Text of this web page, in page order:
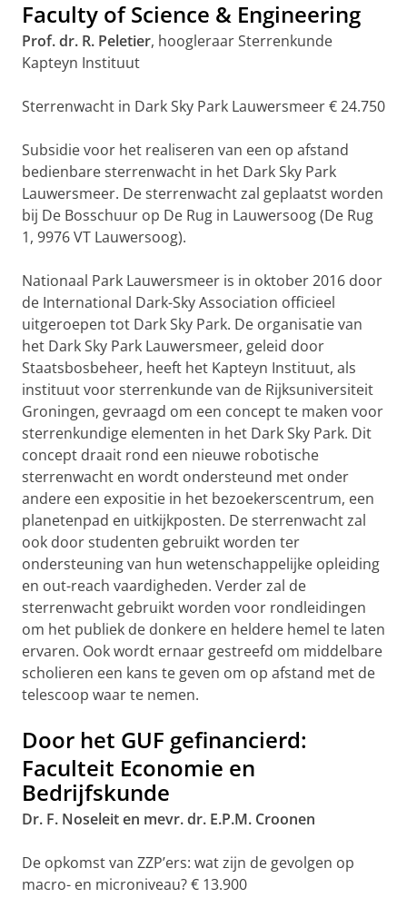
Faculty of Science & Engineering
Prof. dr. R. Peletier, hoogleraar Sterrenkunde
Kapteyn Instituut
Sterrenwacht in Dark Sky Park Lauwersmeer € 24.750
Subsidie voor het realiseren van een op afstand
bedienbare sterrenwacht in het Dark Sky Park
Lauwersmeer. De sterrenwacht zal geplaatst worden
bij De Bosschuur op De Rug in Lauwersoog (De Rug
1, 9976 VT Lauwersoog).
Nationaal Park Lauwersmeer is in oktober 2016 door
de International Dark-Sky Association officieel
uitgeroepen tot Dark Sky Park. De organisatie van
het Dark Sky Park Lauwersmeer, geleid door
Staatsbosbeheer, heeft het Kapteyn Instituut, als
instituut voor sterrenkunde van de Rijksuniversiteit
Groningen, gevraagd om een concept te maken voor
sterrenkundige elementen in het Dark Sky Park. Dit
concept draait rond een nieuwe robotische
sterrenwacht en wordt ondersteund met onder
andere een expositie in het bezoekerscentrum, een
planetenpad en uitkijkposten. De sterrenwacht zal
ook door studenten gebruikt worden ter
ondersteuning van hun wetenschappelijke opleiding
en out-reach vaardigheden. Verder zal de
sterrenwacht gebruikt worden voor rondleidingen
om het publiek de donkere en heldere hemel te laten
ervaren. Ook wordt ernaar gestreefd om middelbare
scholieren een kans te geven om op afstand met de
telescoop waar te nemen.
Door het GUF gefinancierd:
Faculteit Economie en
Bedrijfskunde
Dr. F. Noseleit en mevr. dr. E.P.M. Croonen
De opkomst van ZZP’ers: wat zijn de gevolgen op
macro- en microniveau? € 13.900